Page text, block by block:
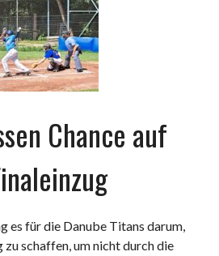
Chance auf
es für die Danube Titans darum,
schaffen, um nicht durch die